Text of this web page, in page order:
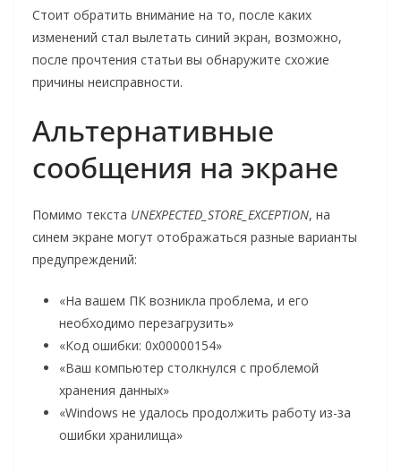
Стоит обратить внимание на то, после каких
изменений стал вылетать синий экран, возможно,
после прочтения статьи вы обнаружите схожие
причины неисправности.
Альтернативные
сообщения на экране
Помимо текста UNEXPECTED_STORE_EXCEPTION, на
синем экране могут отображаться разные варианты
предупреждений:
«На вашем ПК возникла проблема, и его
необходимо перезагрузить»
«Код ошибки: 0x00000154»
«Ваш компьютер столкнулся с проблемой
хранения данных»
«Windows не удалось продолжить работу из-за
ошибки хранилища»